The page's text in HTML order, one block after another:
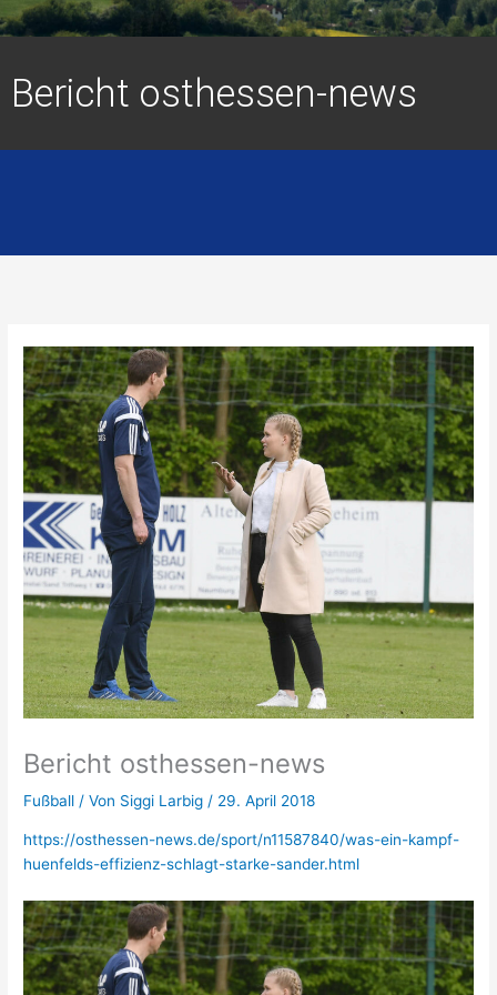
Bericht osthessen-news
Bericht osthessen-news
Fußball / Von Siggi Larbig / 29. April 2018
https://osthessen-news.de/sport/n11587840/was-ein-kampf-
huenfelds-effizienz-schlagt-starke-sander.html